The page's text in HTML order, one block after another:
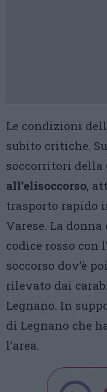
Le condizioni
subito critiche.
soccorritori della
all’elisoccorso,
trasporto rapido
Varese. La
codice rosso con
soccorso dov’è
rilevato dai
Legnano. In
di Legnano che
l’area.